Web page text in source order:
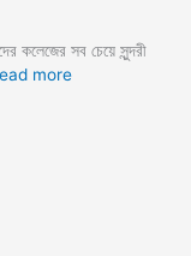
সব চেয়ে সুন্দরী
more: